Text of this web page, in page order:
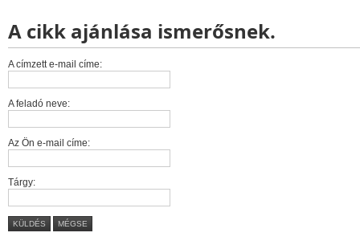
A cikk ajánlása ismerősnek.
A címzett e-mail címe:
A feladó neve:
Az Ön e-mail címe:
Tárgy:
KÜLDÉS MÉGSE